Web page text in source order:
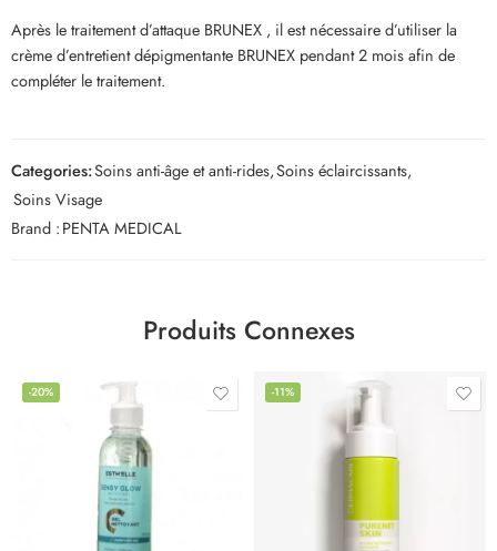
Après le traitement d’attaque BRUNEX , il est nécessaire d’utiliser la
crème d’entretient dépigmentante BRUNEX pendant 2 mois afin de
compléter le traitement.
Categories:Soins anti-âge et anti-rides,Soins éclaircissants,
Soins Visage
Brand :PENTA MEDICAL
Produits Connexes
-20% -11%